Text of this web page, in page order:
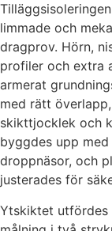
limmade och
dragprov. Hörn,
profiler och extra
armerat
med rätt
skikttjocklek och
byggdes upp
droppnäsor, och
justerades för
Ytskiktet utfördes